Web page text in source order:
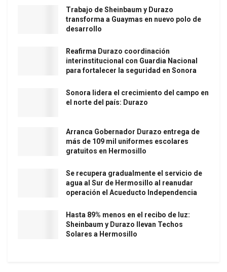
Trabajo de Sheinbaum y Durazo
transforma a Guaymas en nuevo polo de
desarrollo
Reafirma Durazo coordinación
interinstitucional con Guardia Nacional
para fortalecer la seguridad en Sonora
Sonora lidera el crecimiento del campo en
el norte del país: Durazo
Arranca Gobernador Durazo entrega de
más de 109 mil uniformes escolares
gratuitos en Hermosillo
Se recupera gradualmente el servicio de
agua al Sur de Hermosillo al reanudar
operación el Acueducto Independencia
Hasta 89% menos en el recibo de luz:
Sheinbaum y Durazo llevan Techos
Solares a Hermosillo